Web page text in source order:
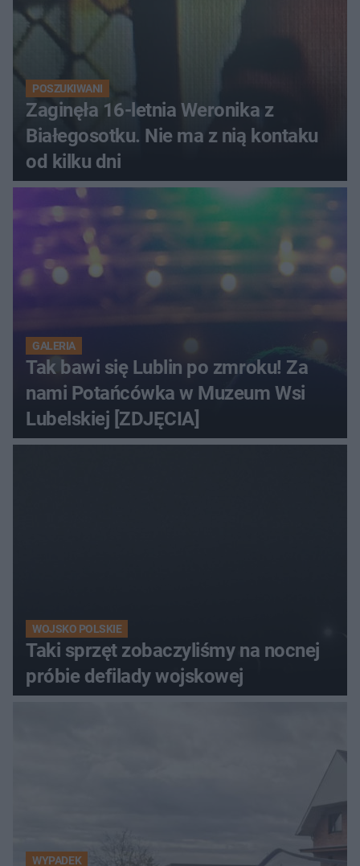
POSZUKIWANI
Zaginęła 16-letnia Weronika z
Białegosotku. Nie ma z nią kontaku
od kilku dni
GALERIA
Tak bawi się Lublin po zmroku! Za
nami Potańcówka w Muzeum Wsi
Lubelskiej [ZDJĘCIA]
WOJSKO POLSKIE
Taki sprzęt zobaczyliśmy na nocnej
próbie defilady wojskowej
WYPADEK